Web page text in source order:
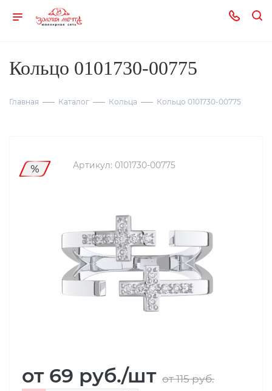
Кольцо 0101730-00775
Главная Каталог Кольца Кольцо 0101730-00775
Артикул: 0101730-00775
от 69 руб./шт от 115руб.